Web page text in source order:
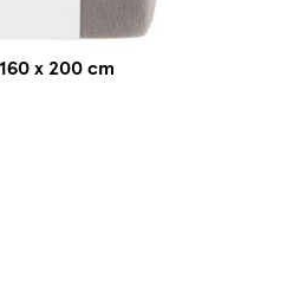
x 200 cm